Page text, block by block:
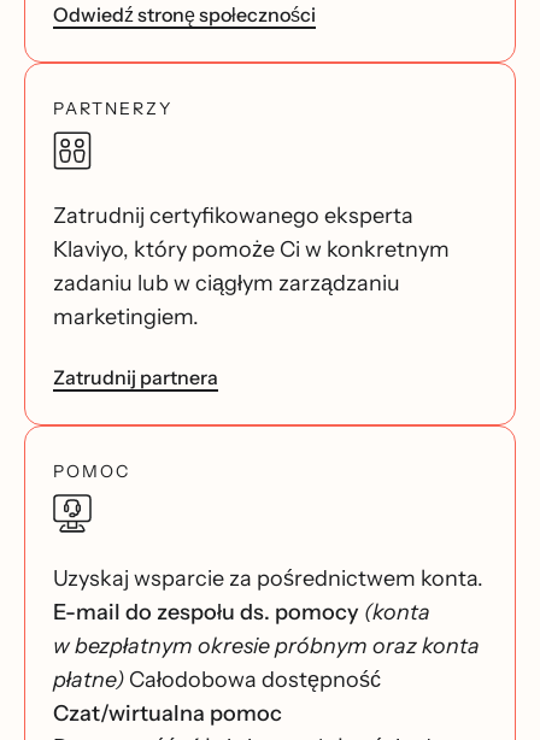
Odwiedź stronę społeczności
PARTNERZY
Zatrudnij certyfikowanego eksperta
Klaviyo, który pomoże Ci w konkretnym
zadaniu lub w ciągłym zarządzaniu
marketingiem.
Zatrudnij partnera
POMOC
Uzyskaj wsparcie za pośrednictwem konta.
E-mail do zespołu ds. pomocy (konta
w bezpłatnym okresie próbnym oraz konta
płatne) Całodobowa dostępność
Czat/wirtualna pomoc